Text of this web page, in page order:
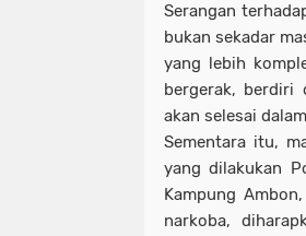
Serangan
bukan sekadar
yang lebih
bergerak, berdiri
akan selesai
Sementara itu,
yang dilakukan
Kampung
narkoba,